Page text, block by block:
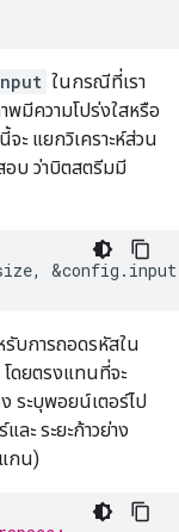
ในกรณีที่เรา
พมีความโปร่งใสหรือ
ะ แยกวิเคราะห์ส่วน
อบ ว่าบิตสตรีมมี
รับการถอดรหัสใน
ดยตรงแทนที่จะ
ระบุพอยน์เตอร์ไป
ะ ระยะก้าวย่าง
กน)